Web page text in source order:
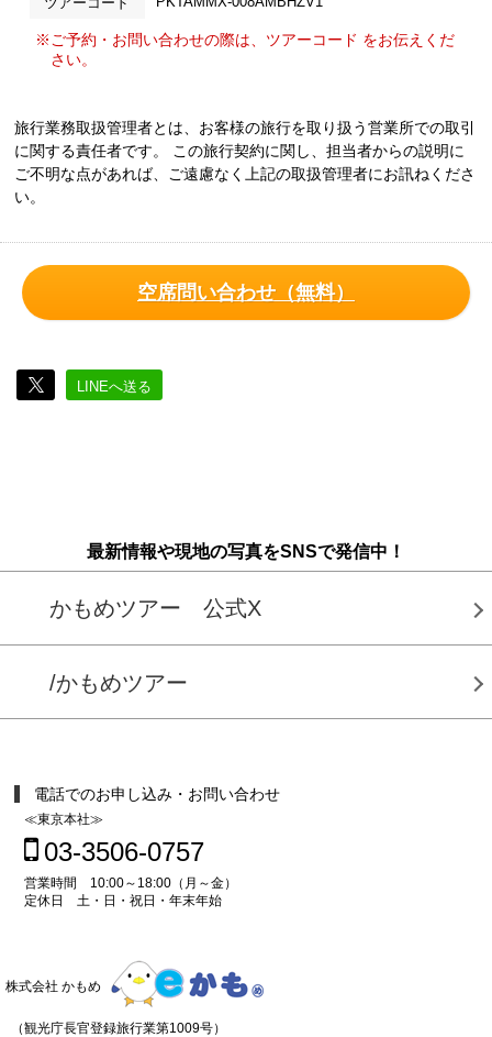
※ご予約・お問い合わせの際は、ツアーコード をお伝えくだ
さい。
旅行業務取扱管理者とは、お客様の旅行を取り扱う営業所での取引
に関する責任者です。 この旅行契約に関し、担当者からの説明に
ご不明な点があれば、ご遠慮なく上記の取扱管理者にお訊ねくださ
い。
空席問い合わせ（無料）
LINEへ送る
最新情報や現地の写真をSNSで発信中！
かもめツアー 公式X
/かもめツアー
電話でのお申し込み・お問い合わせ
≪東京本社≫
03-3506-0757
営業時間 10:00～18:00（月～金）
定休日 土・日・祝日・年末年始
株式会社 かもめ
（観光庁長官登録旅行業第1009号）